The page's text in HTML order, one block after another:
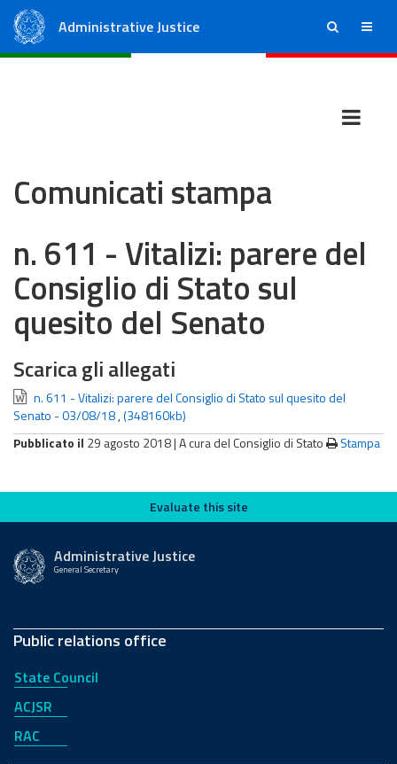
Administrative Justice ricerca menu
Comunicati stampa
n. 611 - Vitalizi: parere del
Consiglio di Stato sul
quesito del Senato
Scarica gli allegati
n. 611 - Vitalizi: parere del Consiglio di Stato sul quesito del
Senato - 03/08/18,(348160kb)
Pubblicato il 29 agosto 2018 |A cura del Consiglio di Stato Stampa
Evaluate this siteEvaluate this site
Administrative Justice
General Secretary
Public relations office
State Council
ACJSR
RAC